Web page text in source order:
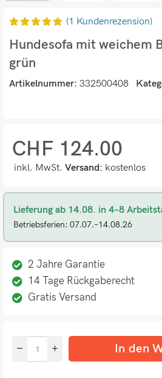
(1 Kundenrezension)
Hundesofa mit weichem
grün
Artikelnummer: 332500408
CHF 124.00
inkl. MwSt. Versand: kostenlos
Lieferung ab 14.08. in 4–8
Betriebsferien: 07.07.–14.08.26
2 Jahre Garantie
14 Tage Rückgaberecht
Gratis Versand
In den